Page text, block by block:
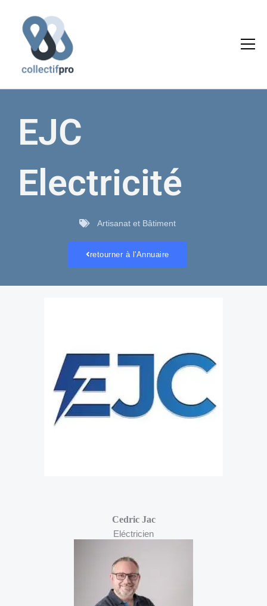
contenu
EJC
Electricité
Artisanat et Bâtiment
retourner à l'Annuaire
Cedric Jac
Eléctricien